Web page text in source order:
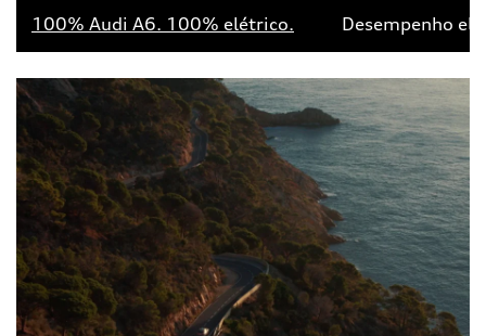
100% Audi A6. 100% elétrico. Desempenho